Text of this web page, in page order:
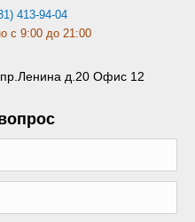
413-94-04
с 9:00 до 21:00
пр.Ленина д.20 Офис 12